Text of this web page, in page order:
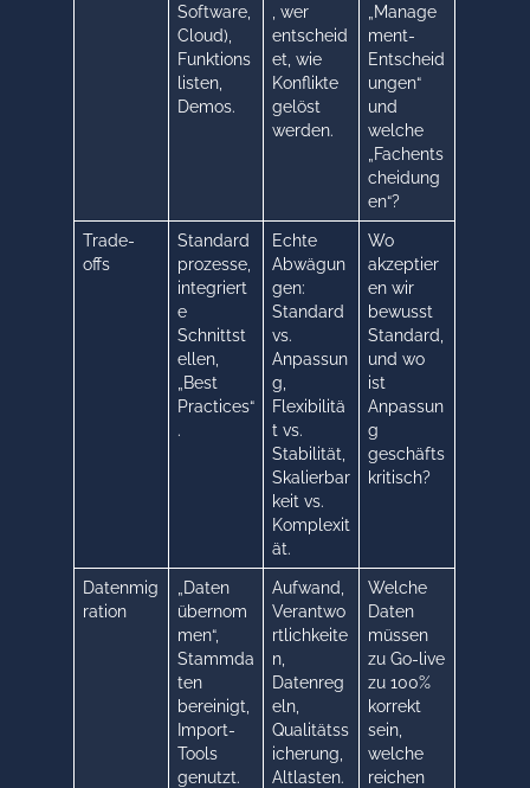
Software,
Cloud),
Funktions
listen,
Demos.
, wer
entscheid
et, wie
Konflikte
gelöst
werden.
„Manage
ment-
Entscheid
ungen“
und
welche
„Fachents
cheidung
en“?
Trade-
offs
Standard
prozesse,
integriert
e
Schnittst
ellen,
„Best
Practices“
.
Echte
Abwägun
gen:
Standard
vs.
Anpassun
g,
Flexibilitä
t vs.
Stabilität,
Skalierbar
keit vs.
Komplexit
ät.
Wo
akzeptier
en wir
bewusst
Standard,
und wo
ist
Anpassun
g
geschäfts
kritisch?
Datenmig
ration
„Daten
übernom
men“,
Stammda
ten
bereinigt,
Import-
Tools
genutzt.
Aufwand,
Verantwo
rtlichkeite
n,
Datenreg
eln,
Qualitätss
icherung,
Altlasten.
Welche
Daten
müssen
zu Go-live
zu 100%
korrekt
sein,
welche
reichen